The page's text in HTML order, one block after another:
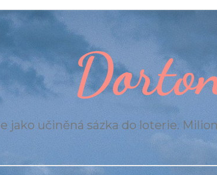
učiněná sázka do loterie.